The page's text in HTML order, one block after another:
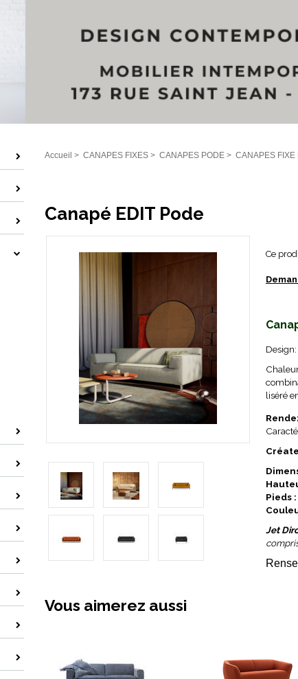
Accueil > CANAPES FIXES > CANAPES PODE > CANAPES FIXE
Canapé EDIT Pode
Ce
liséré
Pieds :
Jet
Vous aimerez aussi